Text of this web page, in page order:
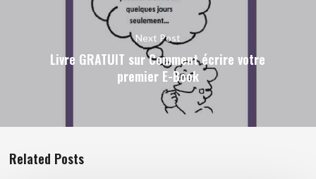
Next Post
Livre GRATUIT sur Comment écrire votre
premier E-Book
Related Posts